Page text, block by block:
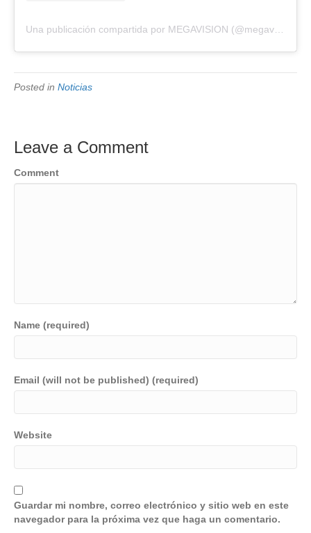
Una publicación compartida por MEGAVISION (@megavision.ve)
Posted in Noticias
Leave a Comment
Comment
Name (required)
Email (will not be published) (required)
Website
Guardar mi nombre, correo electrónico y sitio web en este
navegador para la próxima vez que haga un comentario.